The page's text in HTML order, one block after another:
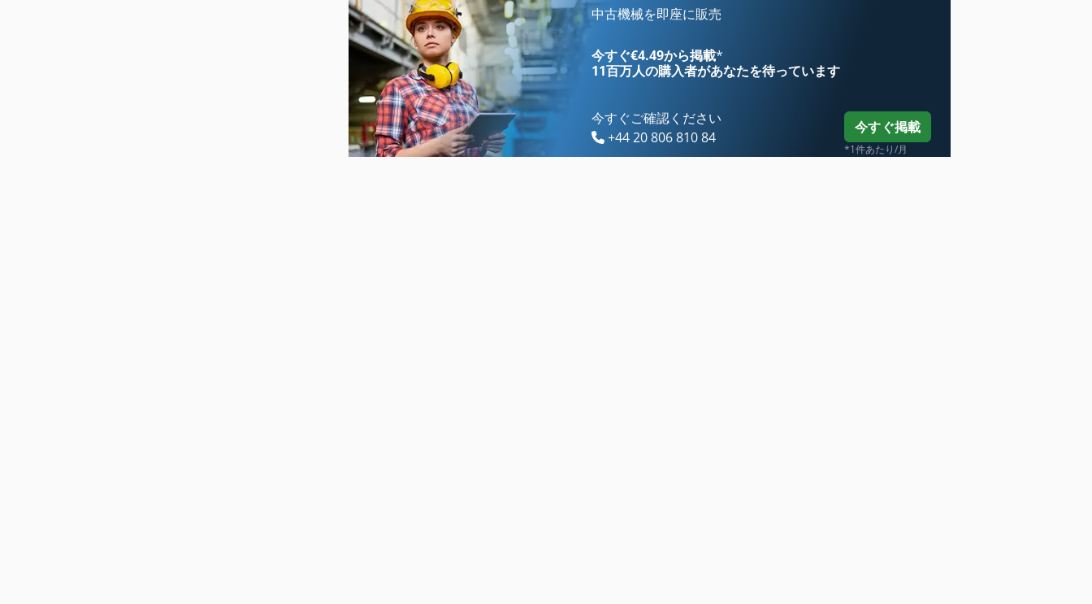
Hps
Hsc 20 Linear
Mvh 5 1 4 B
中古機械を即座に販売
今すぐ€4.49から掲載*
11百万人の購入者があなたを待っています
今すぐご確認ください
+44 20 806 810 84
今すぐ掲載
*1件あたり/月